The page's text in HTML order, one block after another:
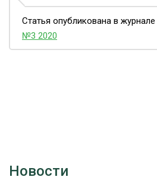
Статья опубликована в журнале
№3 2020
Новости